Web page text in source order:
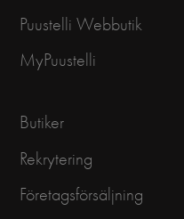
Puustelli Webbutik
MyPuustelli
Butiker
Rekrytering
Företagsförsäljning